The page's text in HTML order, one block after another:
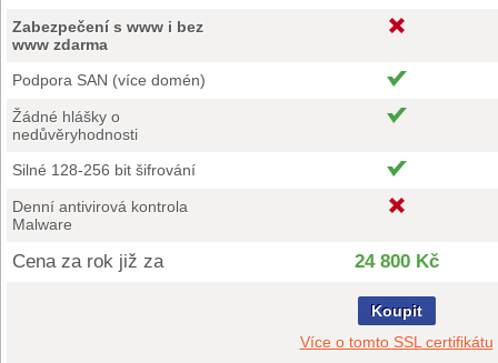
Zabezpečení s www i bez
www zdarma
Podpora SAN (více domén)
Žádné hlášky o
nedůvěryhodnosti
Silné 128-256 bit šifrování
Denní antivirová kontrola
Malware
Cena za rok již za 24 800 Kč
Koupit
Více o tomto SSL certifikátu